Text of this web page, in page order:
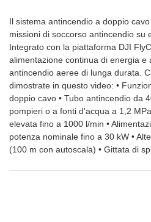
Il sistema antincendio a doppio
missioni di soccorso antincendio su
Integrato con la piattaforma DJI
alimentazione continua di energia e
antincendio aeree di lunga durata.
dimostrate in questo video: •
doppio cavo • Tubo antincendio da
pompieri o a fonti d'acqua a 1,2
elevata fino a 1000 l/min •
potenza nominale fino a 30 kW •
(100 m con autoscala) • Gittata di